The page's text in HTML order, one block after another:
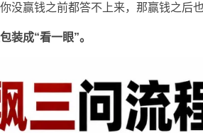
没赢钱之前都答不上来，那赢钱之后
装成“看一眼”。